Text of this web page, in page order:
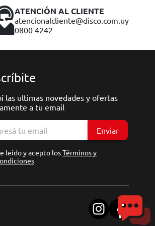
ATENCIÓN AL CLIENTE
atencionalcliente@disco.com.uy
0800 4242
las ultimas novedades y ofertas
a tu email
Enviar
leído y acepto losTérminos y